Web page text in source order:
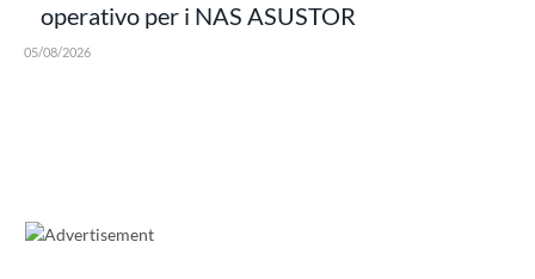
operativo per i NAS ASUSTOR
05/08/2026